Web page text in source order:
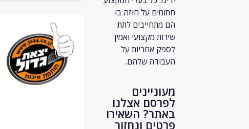
חתומים על חוזה בו
הם מתחייבים לתת
שירות מקצועי ואמין
לספק אחריות על
העבודה שלהם.
מעוניינים
לפרסם אצלנו
באתר? השאירו
פרטים ונחזור